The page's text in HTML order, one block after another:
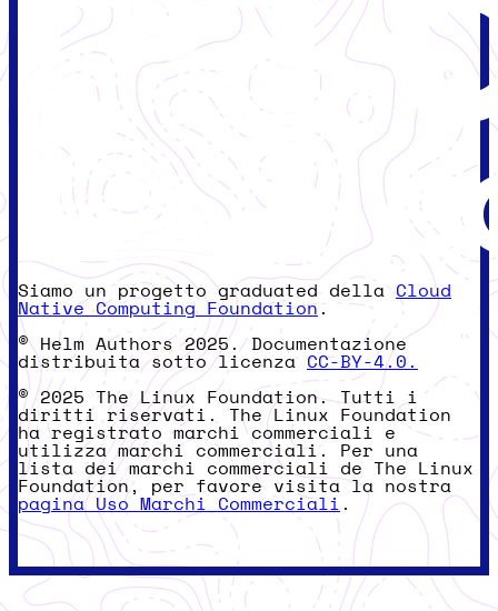
Siamo un progetto graduated dellaCloud
Native Computing Foundation .
© Helm Authors 2025. Documentazione
distribuita sotto licenza CC-BY-4.0.
© 2025 The Linux Foundation. Tutti i
diritti riservati. The Linux Foundation
ha registrato marchi commerciali e
utilizza marchi commerciali. Per una
lista dei marchi commerciali de The Linux
Foundation, per favore visita la nostra
pagina Uso Marchi Commerciali .